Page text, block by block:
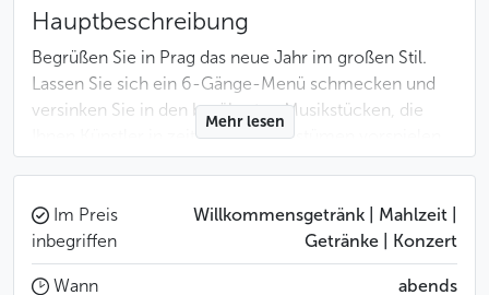
Hauptbeschreibung
Begrüßen Sie in Prag das neue Jahr im großen Stil.
Lassen Sie sich ein 6-Gänge-Menü schmecken und
versinken Sie in den berühmten Musikstücken, die
Ihnen Künstler in zeitgemäßen Kostümen vorspielen.
19:30 Uhr: Willkommensgteränk & Amuse-Bouche
20:00 Uhr: Pralinen aus Foie gras mit Schalotten-
Mehr lesen
Im Preis
inbegriffen
Willkommensgetränk | Mahlzeit |
Getränke | Konzert
Wann abends